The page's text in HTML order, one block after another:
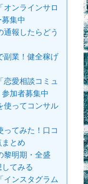
オンラインサロ
集中
通報したらどう
副業！健全稼げ
愛相談コミュ
加者募集中
使ってコンサル
ってみた！口コ
まとめ
黎明期・全盛
てみる
インスタグラム